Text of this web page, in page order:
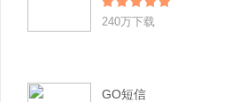
240万下载
GO短信